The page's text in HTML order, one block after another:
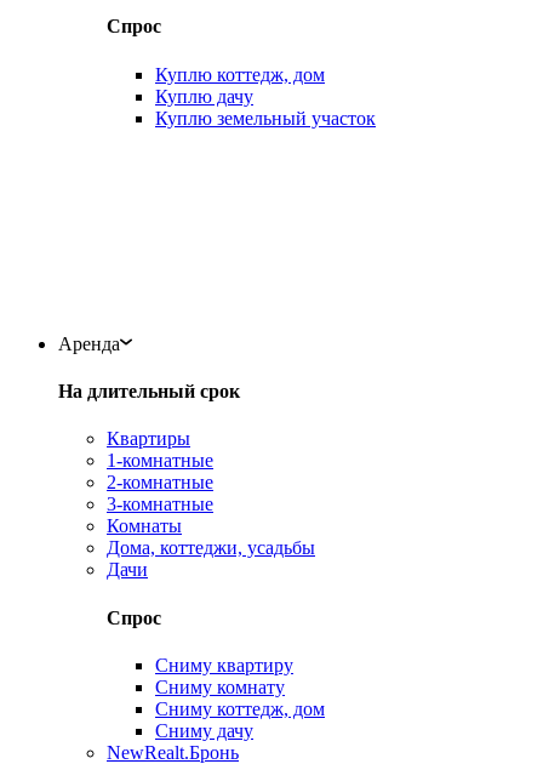
Спрос
Куплю коттедж, дом
Куплю дачу
Куплю земельный участок
Аренда
На длительный срок
Квартиры
1-комнатные
2-комнатные
3-комнатные
Комнаты
Дома, коттеджи, усадьбы
Дачи
Спрос
Сниму квартиру
Сниму комнату
Сниму коттедж, дом
Сниму дачу
NewRealt.Бронь